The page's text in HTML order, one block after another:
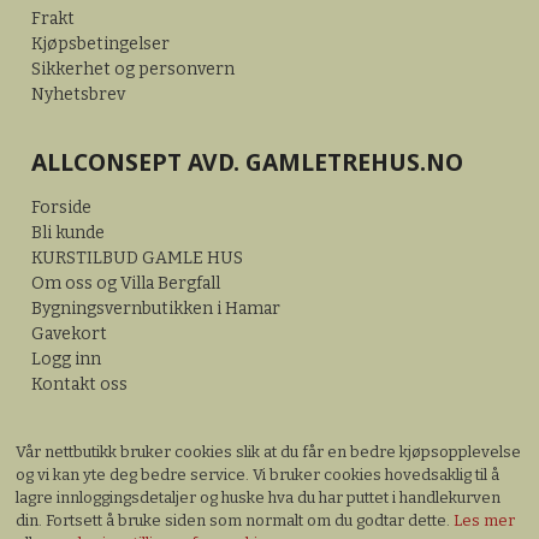
Frakt
Kjøpsbetingelser
Sikkerhet og personvern
Nyhetsbrev
ALLCONSEPT AVD. GAMLETREHUS.NO
Forside
Bli kunde
KURSTILBUD GAMLE HUS
Om oss og Villa Bergfall
Bygningsvernbutikken i Hamar
Gavekort
Logg inn
Kontakt oss
Vår nettbutikk bruker cookies slik at du får en bedre kjøpsopplevelse
og vi kan yte deg bedre service. Vi bruker cookies hovedsaklig til å
lagre innloggingsdetaljer og huske hva du har puttet i handlekurven
din. Fortsett å bruke siden som normalt om du godtar dette.Les mer